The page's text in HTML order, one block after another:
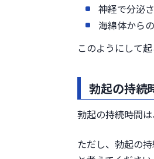
神経で分泌
海綿体から
このようにして
勃起の持続
勃起の持続時間
ただし、勃起の